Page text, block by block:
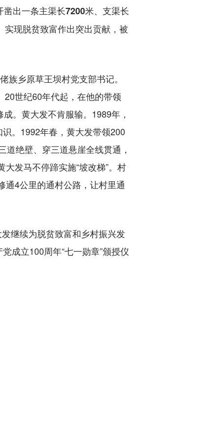
出一条主渠长7200米、支渠长
现脱贫致富作出突出贡献，被
乡原草王坝村党支部书记。
世纪60年代起，在他的带领
。黄大发不肯服输。1989年，
。1992年春，黄大发带领200
绝壁、穿三道悬崖全线贯通，
发马不停蹄实施“坡改梯”。村
通4公里的通村公路，让村里通
继续为脱贫致富和乡村振兴发
成立100周年“七一勋章”颁授仪